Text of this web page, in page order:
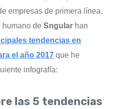
empresas de primera línea,
humano de Sngular han
tendencias en
el año 2017 que he
infografía:
las 5 tendencias